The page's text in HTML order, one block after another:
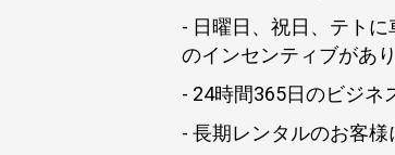
- 日曜日、祝日、テト
のインセンティブがあり
- 24時間365日のビジネ
- 長期レンタルのお客様